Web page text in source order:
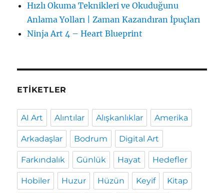
Hızlı Okuma Teknikleri ve Okuduğunu
Anlama Yolları | Zaman Kazandıran İpuçları
Ninja Art 4 – Heart Blueprint
ETIKETLER
AI Art Alıntılar Alışkanlıklar Amerika
Arkadaşlar Bodrum Digital Art
Farkındalık Günlük Hayat Hedefler
Hobiler Huzur Hüzün Keyif Kitap